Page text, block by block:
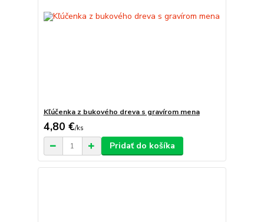
Kľúčenka z bukového dreva s gravírom mena
4,80 €/ks
Pridať do košíka